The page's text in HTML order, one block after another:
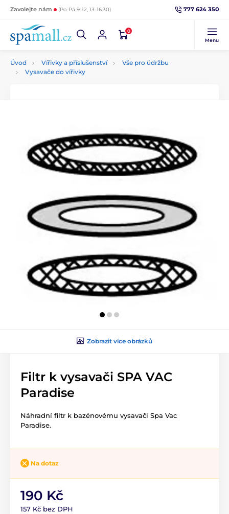
Zavolejte nám (Po-Pá 9-12, 13-16:30) 777 624 350
0
Menu
Úvod Vířivky a příslušenství
Vše pro údržbu
Vysavače do vířivky
Zobrazit více obrázků
Filtr k vysavači SPA VAC
Paradise
Náhradní filtr k bazénovému vysavači Spa Vac
Paradise.
Na dotaz
190 Kč
157 Kč bez DPH